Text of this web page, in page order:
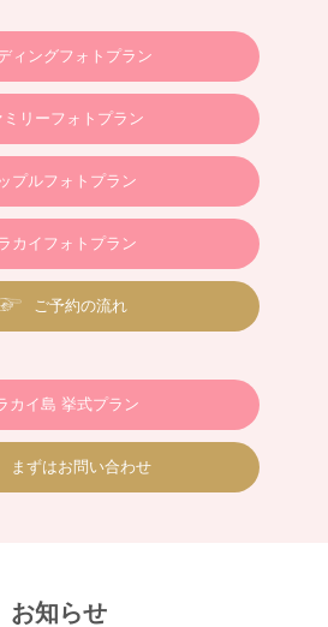
ィングフォトプラン
ミリーフォトプラン
プルフォトプラン
カイフォトプラン
ご予約の流れ
カイ島 挙式プラン
まずはお問い合わせ
お知らせ